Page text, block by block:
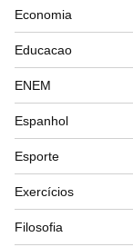
Economia
Educacao
ENEM
Espanhol
Esporte
Exercícios
Filosofia